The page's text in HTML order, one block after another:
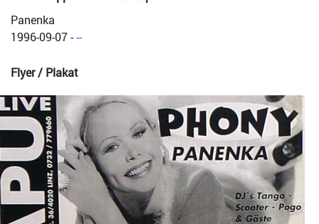
Panenka
1996-09-07---
Flyer / Plakat
Bild